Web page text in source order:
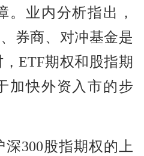
。业内分析指出，
券商、对冲基金是
ETF期权和股指期
加快外资入市的步
300股指期权的上